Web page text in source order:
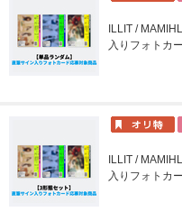
ILLIT /
入りフォトカ
ILLIT /
入りフォトカ